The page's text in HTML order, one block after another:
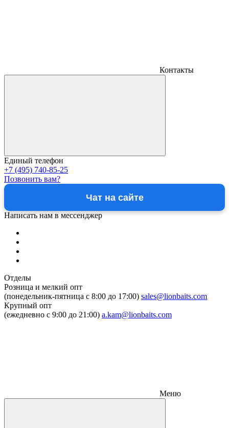
Контакты
Единый телефон
+7 (495) 740-85-25
Позвонить вам?
Чат на сайте
Написать нам в мессенджер
Отделы
Розница и мелкий опт
(понедельник-пятница c 8:00 до 17:00) sales@lionbaits.com
Крупный опт
(ежедневно с 9:00 до 21:00) a.kam@lionbaits.com
Меню